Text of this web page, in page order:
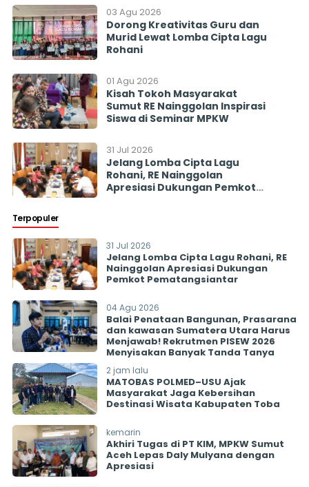
Tanda Tanya
03 Agu 2026
Dorong Kreativitas Guru dan
Murid Lewat Lomba Cipta Lagu
Rohani
01 Agu 2026
Kisah Tokoh Masyarakat
Sumut RE Nainggolan Inspirasi
Siswa di Seminar MPKW
31 Jul 2026
Jelang Lomba Cipta Lagu
Rohani, RE Nainggolan
Apresiasi Dukungan Pemkot
Terpopuler
31 Jul 2026
Jelang Lomba Cipta Lagu Rohani, RE
Nainggolan Apresiasi Dukungan
Pemkot Pematangsiantar
04 Agu 2026
Balai Penataan Bangunan, Prasarana
dan kawasan Sumatera Utara Harus
Menjawab! Rekrutmen PISEW 2026
Menyisakan Banyak Tanda Tanya
2 jam lalu
MATOBAS POLMED–USU Ajak
Masyarakat Jaga Kebersihan
Destinasi Wisata Kabupaten Toba
kemarin
Akhiri Tugas di PT KIM, MPKW Sumut
Aceh Lepas Daly Mulyana dengan
Apresiasi